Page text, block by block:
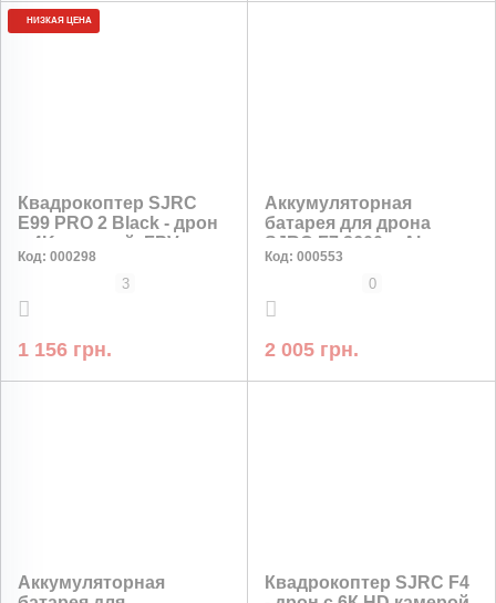
НИЗКАЯ ЦЕНА
Квадрокоптер SJRC
E99 PRO 2 Black - дрон
с 4K камерой, FPV, до
100 м, 20 мин
Код: 000298
3
1 156 грн.
Аккумуляторная
батарея для дрона
SJRC F7 2600 mAh
Код: 000553
0
2 005 грн.
Аккумуляторная
Квадрокоптер SJRC F4